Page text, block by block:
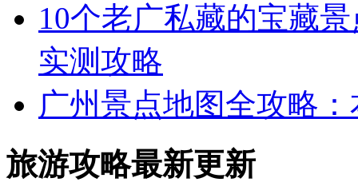
10个老广私藏的宝藏
实测攻略
广州景点地图全攻略
旅游攻略最新更新